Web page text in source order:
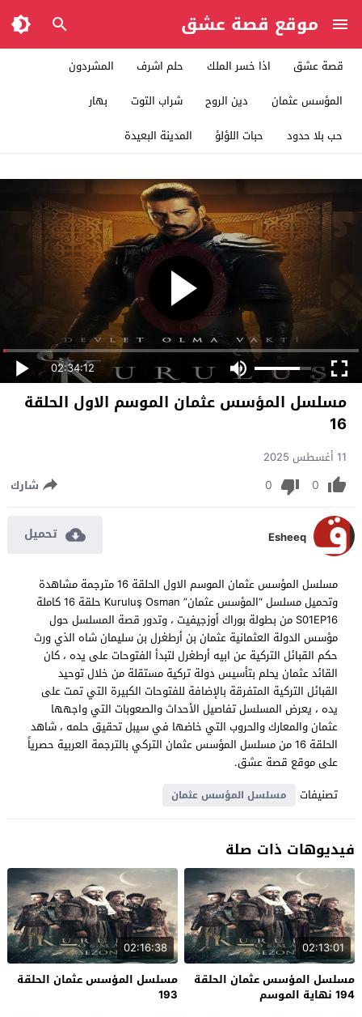
موقع قصة عشق
قصة عشق اذا خسر الملك حلم اشرف
المشردون
المؤسس عثمان
دين الروح شراب التوت
بهار
حب بلا حدود
حبات اللؤلؤ المدينة البعيدة
02:34:12
مسلسل المؤسس عثمان الموسم الاول الحلقة
16
11 أغسطس 2025
0
0 شارك
Esheeq تحميل
مسلسل المؤسس عثمان الموسم الاول الحلقة 16 مترجمة مشاهدة
وتحميل مسلسل “المؤسس عثمان” Kuruluş Osman حلقة 16 كاملة
S01EP16 من بطولة بوراك أوزجيفيت ، وتدور قصة المسلسل حول
مؤسس الدولة العثمانية عثمان بن أرطغرل بن سليمان شاه الذي ورث
حكم القبائل التركية عن ابيه أرطغرل لتبدأ الفتوحات على يده ، كان
القائد عثمان يحلم بتأسيس دولة تركية مستقلة من خلال توحيد
القبائل التركية المتفرقة بالإضافة للفتوحات الكبيرة التي تمت على
يده ، يعرض المسلسل تفاصيل الأحداث والصعوبات التي واجهها
عثمان والمعارك والحروب التي خاضها في سيبل تحقيق حلمه ، شاهد
الحلقة 16 من مسلسل المؤسس عثمان التركي بالترجمة العربية حصرياً
على موقع قصة عشق.
تصنيفات
مسلسل المؤسس عثمان
فيديوهات ذات صلة
02:13:01
مسلسل المؤسس عثمان الحلقة
194 نهاية الموسم
02:16:38
مسلسل المؤسس عثمان الحلقة
193